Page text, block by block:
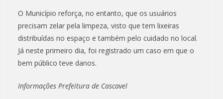
O Município reforça, no entanto, que os usuários
precisam zelar pela limpeza, visto que tem lixeiras
distribuídas no espaço e também pelo cuidado no local.
Já neste primeiro dia, foi registrado um caso em que o
bem público teve danos.
Informações Prefeitura de Cascavel